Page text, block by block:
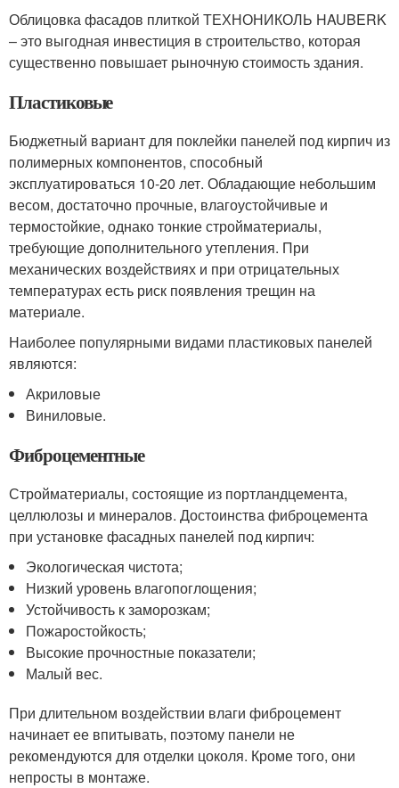
Облицовка фасадов плиткой ТЕХНОНИКОЛЬ HAUBERK
– это выгодная инвестиция в строительство, которая
существенно повышает рыночную стоимость здания.
Пластиковые
Бюджетный вариант для поклейки панелей под кирпич из
полимерных компонентов, способный
эксплуатироваться 10-20 лет. Обладающие небольшим
весом, достаточно прочные, влагоустойчивые и
термостойкие, однако тонкие стройматериалы,
требующие дополнительного утепления. При
механических воздействиях и при отрицательных
температурах есть риск появления трещин на
материале.
Наиболее популярными видами пластиковых панелей
являются:
Акриловые
Виниловые.
Фиброцементные
Стройматериалы, состоящие из портландцемента,
целлюлозы и минералов. Достоинства фиброцемента
при установке фасадных панелей под кирпич:
Экологическая чистота;
Низкий уровень влагопоглощения;
Устойчивость к заморозкам;
Пожаростойкость;
Высокие прочностные показатели;
Малый вес.
При длительном воздействии влаги фиброцемент
начинает ее впитывать, поэтому панели не
рекомендуются для отделки цоколя. Кроме того, они
непросты в монтаже.